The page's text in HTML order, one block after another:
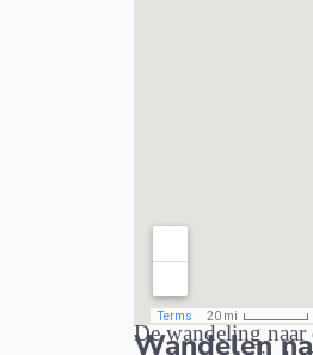
Wandelen
De wandeling